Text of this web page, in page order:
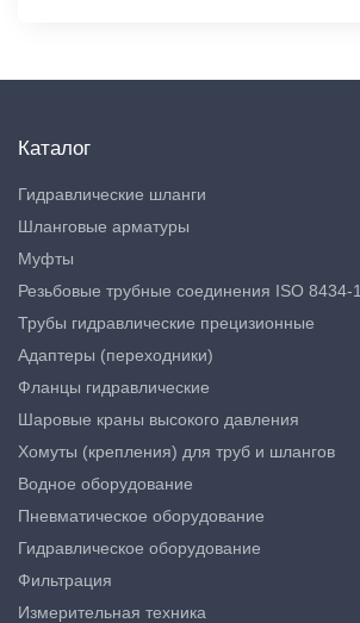
Каталог
Гидравлические шланги
Шланговые арматуры
Муфты
Резьбовые трубные соединения ISO 8434-1
Трубы гидравлические прецизионные
Адаптеры (переходники)
Фланцы гидравлические
Шаровые краны высокого давления
Хомуты (крепления) для труб и шлангов
Водное оборудование
Пневматическое оборудование
Гидравлическое оборудование
Фильтрация
Измерительная техника